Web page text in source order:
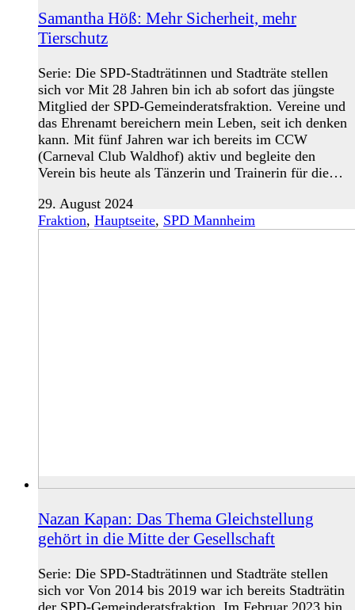
Samantha Höß: Mehr Sicherheit, mehr
Tierschutz
Serie: Die SPD-Stadträtinnen und Stadträte stellen
sich vor Mit 28 Jahren bin ich ab sofort das jüngste
Mitglied der SPD-Gemeinderatsfraktion. Vereine und
das Ehrenamt bereichern mein Leben, seit ich denken
kann. Mit fünf Jahren war ich bereits im CCW
(Carneval Club Waldhof) aktiv und begleite den
Verein bis heute als Tänzerin und Trainerin für die…
29. August 2024
Fraktion, Hauptseite, SPD Mannheim
Nazan Kapan: Das Thema Gleichstellung
gehört in die Mitte der Gesellschaft
Serie: Die SPD-Stadträtinnen und Stadträte stellen
sich vor Von 2014 bis 2019 war ich bereits Stadträtin